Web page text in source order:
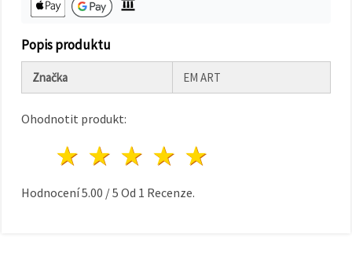
Popis produktu
Značka EM ART
Ohodnotit produkt:
4 hvězdy
3 hvězdy
2 hvězdy
1 hvězda
Hodnocení5.00 /5 Od 1 Recenze.